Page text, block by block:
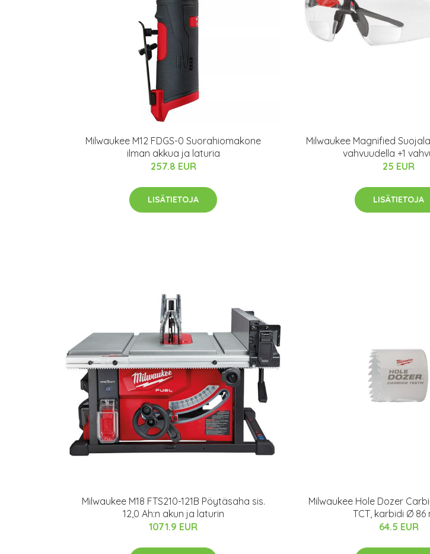
Milwaukee M12 FDGS-0 Suorahiomakone
ilman akkua ja laturia
257.8 EUR
LISÄTIETOJA
Milwaukee Magnified
vahvuudella +1
25 EUR
LISÄTIETOJA
Milwaukee M18 FTS210-121B Pöytäsaha sis.
12,0 Ah:n akun ja laturin
1071.9 EUR
Milwaukee Hole Dozer
TCT, karbidi Ø 86
64.5 EUR